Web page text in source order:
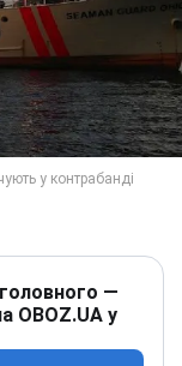
—
OBOZ.UA у